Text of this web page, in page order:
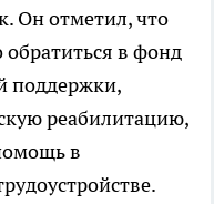
Он отметил, что
в фонд
поддержки,
реабилитацию,
в